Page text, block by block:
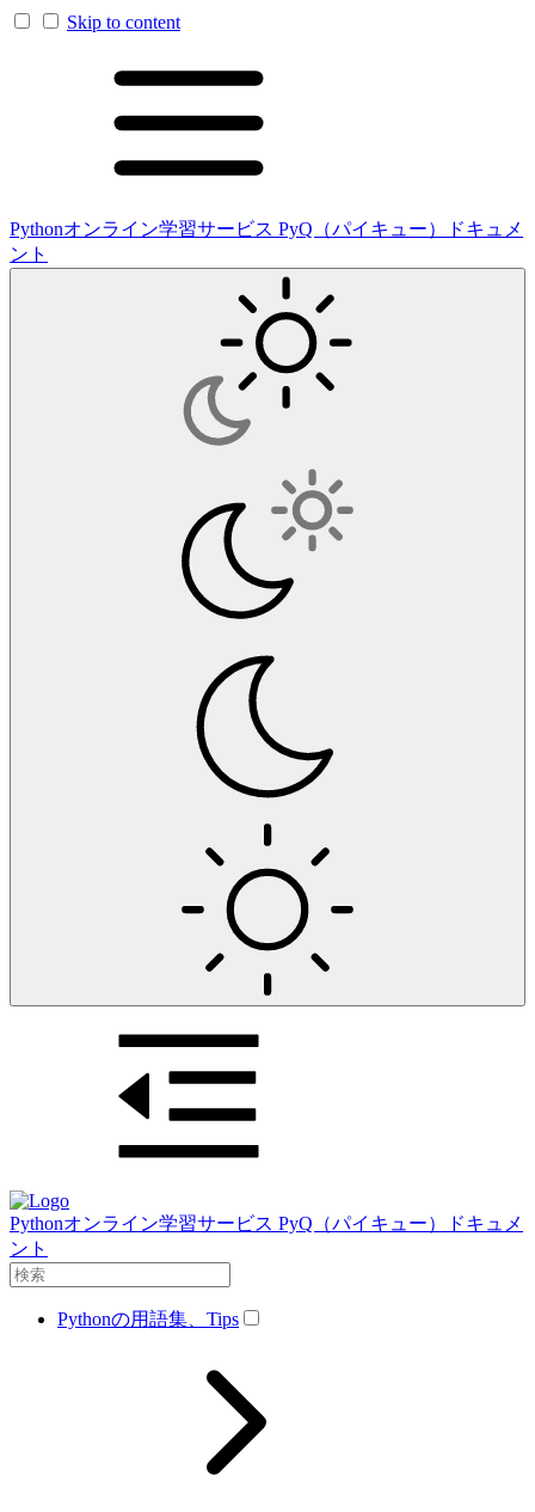
Skip to content
Pythonオンライン学習サービス PyQ（パイキュー）ドキュメ
ント
Pythonオンライン学習サービス PyQ（パイキュー）ドキュメ
ント
Pythonの用語集、Tips